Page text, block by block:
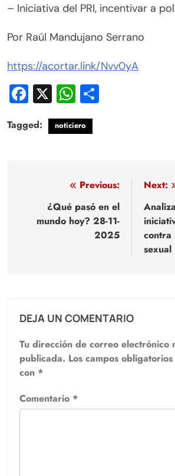
– Iniciativa del PRI, incentivar a
Por Raúl Mandujano Serrano
https://acortar.link/Nvv0yA
Facebook
X WhatsApp
Tagged: noticiero
Navegación
entradas
Previous:
¿Qué pasó en el
mundo hoy? 28-11-
2025
Next:
contra
sexual
DEJA UN COMENTARIO
Tu dirección de correo electrónico
publicada. Los campos
con *
Comentario *